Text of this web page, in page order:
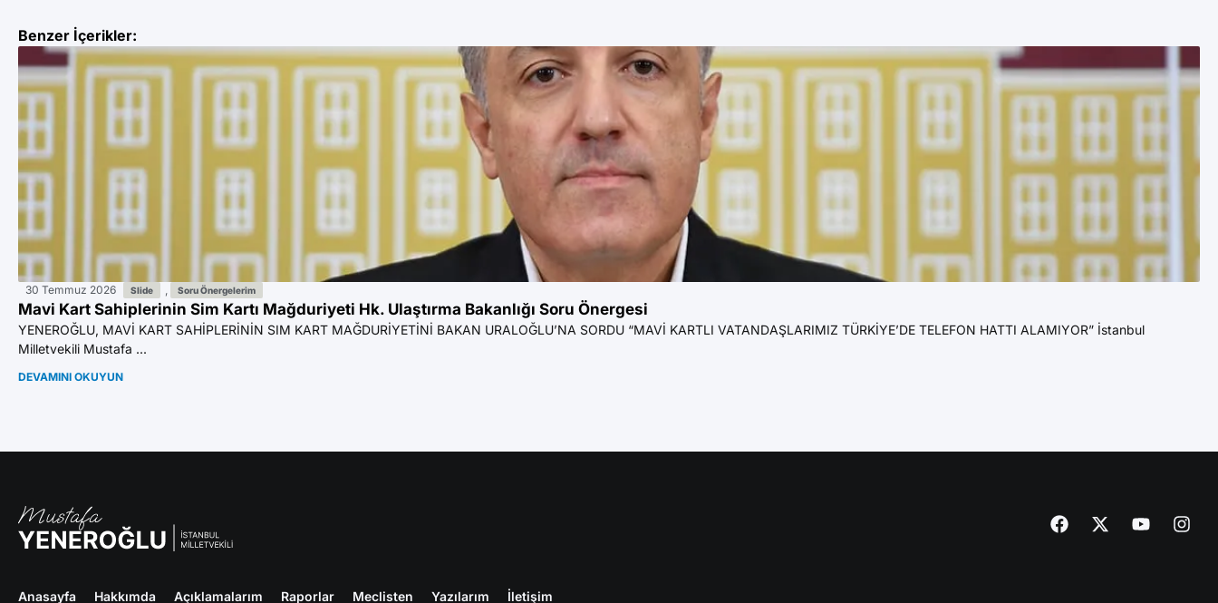
Benzer İçerikler:
30 Temmuz 2026 Slide , Soru Önergelerim
Mavi Kart Sahiplerinin Sim Kartı Mağduriyeti Hk. Ulaştırma Bakanlığı Soru Önergesi
YENEROĞLU, MAVİ KART SAHİPLERİNİN SIM KART MAĞDURİYETİNİ BAKAN URALOĞLU’NA SORDU “MAVİ KARTLI VATANDAŞLARIMIZ TÜRKİYE’DE TELEFON HATTI ALAMIYOR” İstanbul
Milletvekili Mustafa ...
DEVAMINI OKUYUN
Anasayfa Hakkımda Açıklamalarım Raporlar Meclisten Yazılarım İletişim